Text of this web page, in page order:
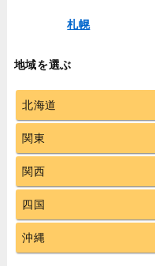
札幌
地域を選ぶ
北海道
関東
関西
四国
沖縄